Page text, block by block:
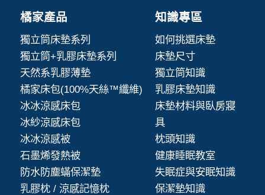
橘家產品
獨立筒床墊系列
獨立筒+乳膠床墊系列
天然系乳膠薄墊
橘家床包(100%天絲™纖維)
冰冰涼感床包
冰紗涼感床包
冰冰涼感被
石墨烯發熱被
防水防塵蟎保潔墊
乳膠枕 / 涼感記憶枕
知識專區
如何挑選床墊
床墊尺寸
獨立筒知識
乳膠床墊知識
床墊材料與臥房寢
具
枕頭知識
健康睡眠教室
失眠症與安眠知識
保潔墊知識